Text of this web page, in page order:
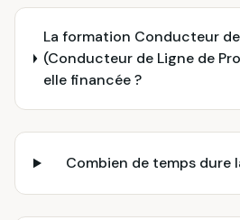
La formation Conducteur
(Conducteur de Ligne de
elle financée ?
Combien de temps dure